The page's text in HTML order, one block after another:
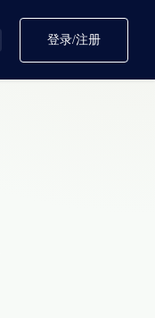
登录/注册